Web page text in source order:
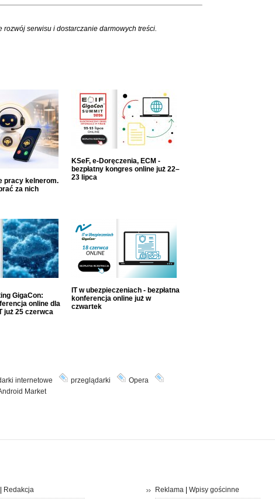
serwisu i dostarczanie darmowych treści.
pracy kelnerom.
za nich
KSeF, e-Doręczenia, ECM -
bezpłatny kongres online już 22–
23 lipca
GigaCon:
online dla
już 25 czerwca
IT w ubezpieczeniach - bezpłatna
konferencja online już w
czwartek
internetowe przeglądarki
Opera
Market
Redakcja Reklama| Wpisy gościnne